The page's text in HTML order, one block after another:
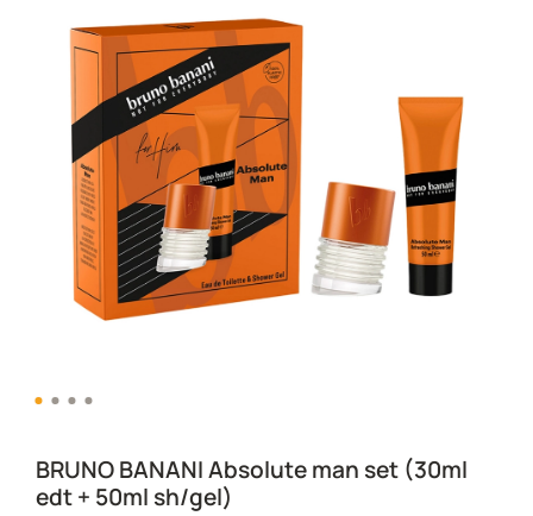
BRUNO BANANI Absolute man set (30ml
edt + 50ml sh/gel)